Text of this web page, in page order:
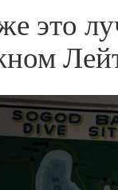
это